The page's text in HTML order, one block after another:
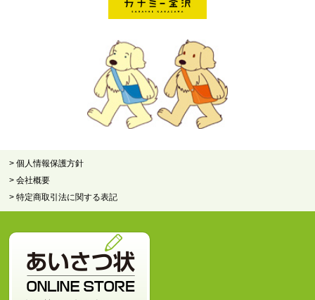
> 個人情報保護方針
> 会社概要
> 特定商取引法に関する表記